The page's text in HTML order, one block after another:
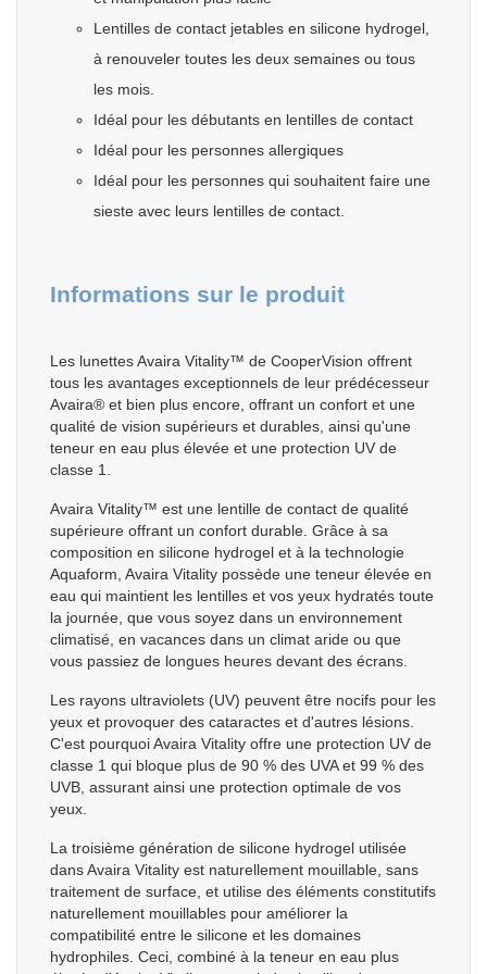
Lentilles de contact jetables en silicone hydrogel,
à renouveler toutes les deux semaines ou tous
les mois.
Idéal pour les débutants en lentilles de contact
Idéal pour les personnes allergiques
Idéal pour les personnes qui souhaitent faire une
sieste avec leurs lentilles de contact.
Informations sur le produit
Les lunettes Avaira Vitality™ de CooperVision offrent
tous les avantages exceptionnels de leur prédécesseur
Avaira® et bien plus encore, offrant un confort et une
qualité de vision supérieurs et durables, ainsi qu'une
teneur en eau plus élevée et une protection UV de
classe 1.
Avaira Vitality™ est une lentille de contact de qualité
supérieure offrant un confort durable. Grâce à sa
composition en silicone hydrogel et à la technologie
Aquaform, Avaira Vitality possède une teneur élevée en
eau qui maintient les lentilles et vos yeux hydratés toute
la journée, que vous soyez dans un environnement
climatisé, en vacances dans un climat aride ou que
vous passiez de longues heures devant des écrans.
Les rayons ultraviolets (UV) peuvent être nocifs pour les
yeux et provoquer des cataractes et d'autres lésions.
C'est pourquoi Avaira Vitality offre une protection UV de
classe 1 qui bloque plus de 90 % des UVA et 99 % des
UVB, assurant ainsi une protection optimale de vos
yeux.
La troisième génération de silicone hydrogel utilisée
dans Avaira Vitality est naturellement mouillable, sans
traitement de surface, et utilise des éléments constitutifs
naturellement mouillables pour améliorer la
compatibilité entre le silicone et les domaines
hydrophiles. Ceci, combiné à la teneur en eau plus